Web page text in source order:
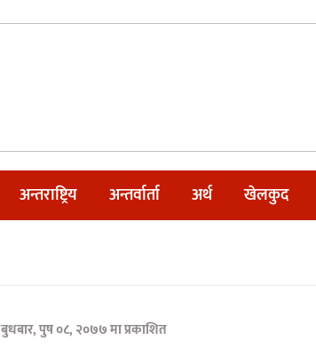
अन्तराष्ट्रिय अन्तर्वार्ता अर्थ खेलकुद
बुधबार, पुष ०८, २०७७ मा प्रकाशित